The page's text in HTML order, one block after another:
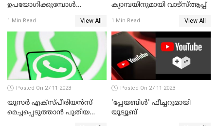
ഉപയോഗിക്കുമ്പോള്‍
പൊലീസ്
1 Min Read View All
ക്യാമ്പയിനുമായി വാട്സ്ആപ്പ്
1 Min Read View All
Posted On 27-11-2023
യൂസര്‍ എക്‌സ്പീരിയന്‍സ്
മെച്ചപ്പെടുത്താന്‍ പുതിയ
Posted On 27-11-2023
'പ്ലേയബിള്‍' ഫീച്ചറുമായി
യൂട്യൂബ്